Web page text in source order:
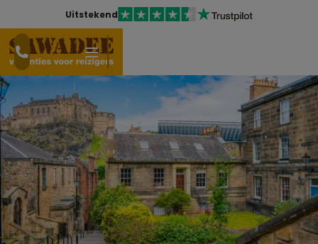
Uitstekend